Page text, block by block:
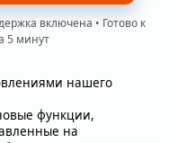
включена • Готово к
5 минут
нашего
функции,
на